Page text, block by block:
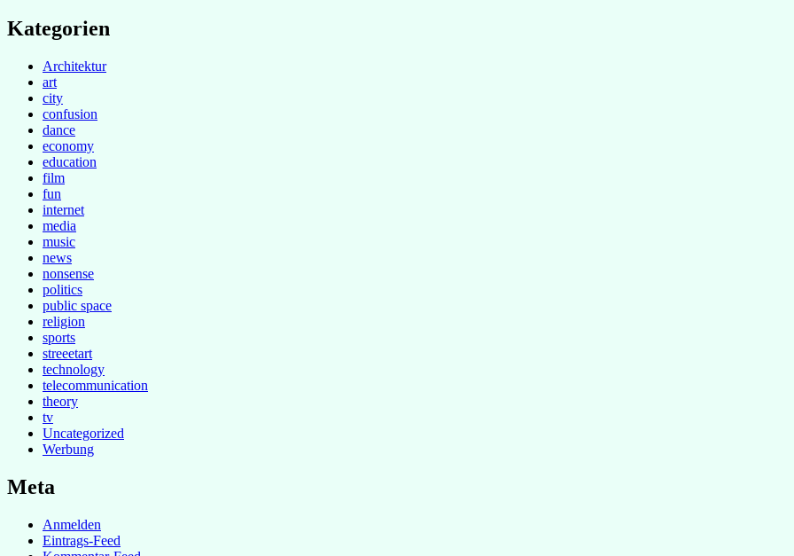
Kategorien
Architektur
art
city
confusion
dance
economy
education
film
fun
internet
media
music
news
nonsense
politics
public space
religion
sports
streeetart
technology
telecommunication
theory
tv
Uncategorized
Werbung
Meta
Anmelden
Eintrags-Feed